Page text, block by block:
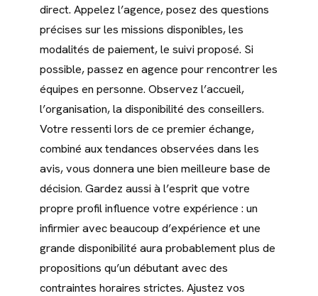
direct. Appelez l’agence, posez des questions
précises sur les missions disponibles, les
modalités de paiement, le suivi proposé. Si
possible, passez en agence pour rencontrer les
équipes en personne. Observez l’accueil,
l’organisation, la disponibilité des conseillers.
Votre ressenti lors de ce premier échange,
combiné aux tendances observées dans les
avis, vous donnera une bien meilleure base de
décision. Gardez aussi à l’esprit que votre
propre profil influence votre expérience : un
infirmier avec beaucoup d’expérience et une
grande disponibilité aura probablement plus de
propositions qu’un débutant avec des
contraintes horaires strictes. Ajustez vos